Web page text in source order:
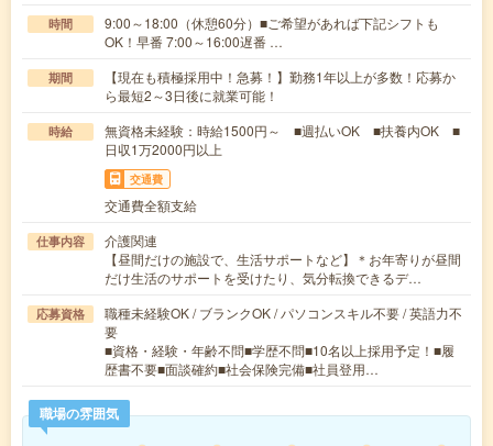
時間
9:00～18:00（休憩60分）■ご希望があれば下記シフトも
OK！早番 7:00～16:00遅番 …
期間
【現在も積極採用中！急募！】勤務1年以上が多数！応募か
ら最短2～3日後に就業可能！
時給
無資格未経験：時給1500円～ ■週払いOK ■扶養内OK ■
日収1万2000円以上
交通費
交通費全額支給
仕事内容
介護関連
【昼間だけの施設で、生活サポートなど】＊お年寄りが昼間
だけ生活のサポートを受けたり、気分転換できるデ…
応募資格
職種未経験OK / ブランクOK / パソコンスキル不要 / 英語力不
要
■資格・経験・年齢不問■学歴不問■10名以上採用予定！■履
歴書不要■面談確約■社会保険完備■社員登用…
職場の雰囲気